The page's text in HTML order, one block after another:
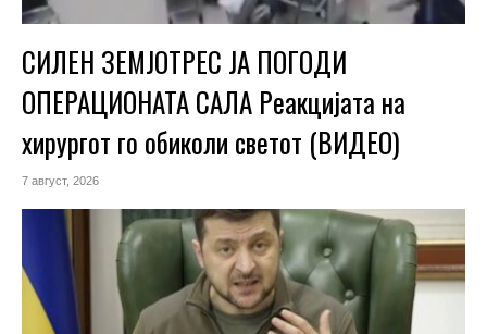
СИЛЕН ЗЕМЈОТРЕС ЈА ПОГОДИ
ОПЕРАЦИОНАТА САЛА Реакцијата на
хирургот го обиколи светот (ВИДЕО)
7 август, 2026